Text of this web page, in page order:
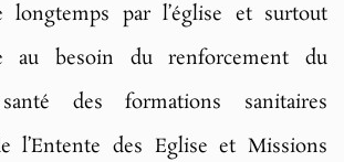
longtemps par l’église et surtout
au besoin du renforcement du
des formations sanitaires
l’Entente des Eglise et Missions